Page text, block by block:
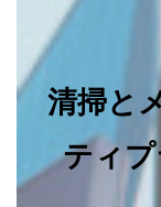
清掃と
ティ